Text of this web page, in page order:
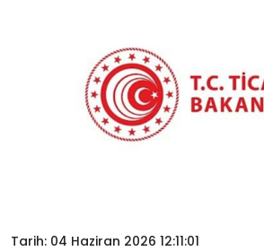
Tarih: 04 Haziran 2026 12:11:01